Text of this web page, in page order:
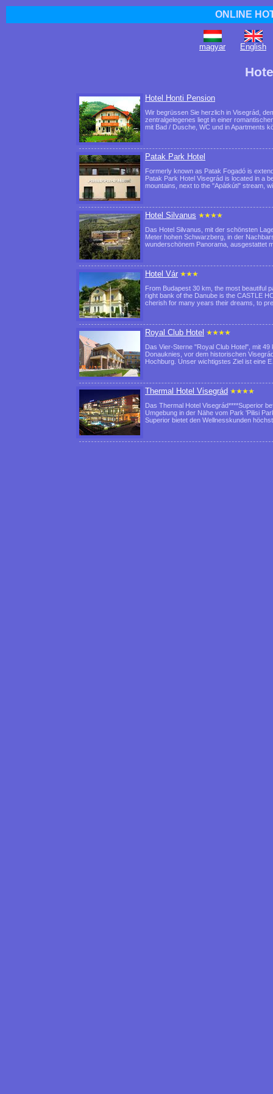
ONLINE
magyar English
Hotel Honti Pension
Wir begrüssen Sie herzlich in Visegrád,
zentralgelegenes liegt in einer
mit Bad / Dusche, WC und in Apartments
Patak Park Hotel
Formerly known as Patak Fogadó is
Patak Park Hotel Visegrád is located in a
mountains, next to the "Apátkúti" stream,
Hotel Silvanus
Das Hotel Silvanus, mit der schönsten
Meter hohen Schwarzberg, in der
wunderschönem Panorama, ausgestattet
Hotel Vár
From Budapest 30 km, the most beautiful
right bank of the Danube is the CASTLE
cherish for many years their dreams, to
Royal Club Hotel
Das Vier-Sterne "Royal Club Hotel", mit
Donauknies, vor dem historischen
Hochburg. Unser wichtigstes Ziel ist eine
Thermal Hotel Visegrád
Das Thermal Hotel Visegrád****Superior
Umgebung in der Nähe vom Park 'Pilisi
Superior bietet den Wellnesskunden